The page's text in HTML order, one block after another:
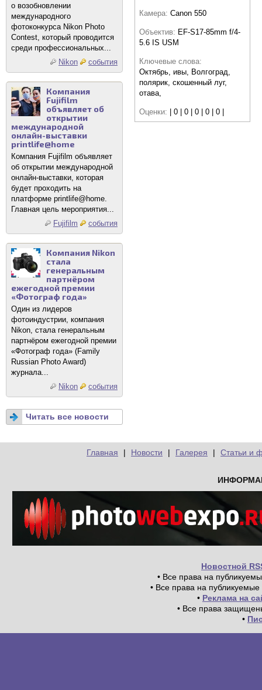
о возобновлении
международного
фотоконкурса Nikon Photo
Contest, который проводится
среди профессиональных...
Nikon
события
Компания
Fujifilm
объявляет об
открытии
международной
онлайн-выставки
printlife@home
Компания Fujifilm объявляет
об открытии международной
онлайн-выставки, которая
будет проходить на
платформе printlife@home.
Главная цель мероприятия...
Fujifilm
события
Компания Nikon
стала
генеральным
партнёром
ежегодной премии
«Фотограф года»
Один из лидеров
фотоиндустрии, компания
Nikon, стала генеральным
партнёром ежегодной премии
«Фотограф года» (Family
Russian Photo Award)
журнала...
Nikon
события
Читать все новости
Камера: Canon 550
Объектив: EF-S17-85mm f/4-
5.6 IS USM
Ключевые слова:
Октябрь, ивы, Волгоград,
полярик, скошенный луг,
отава,
Оценки: | 0 | 0 | 0 | 0 | 0 |
Главная | Новости | Галерея | Статьи и
Новостной
• Все права на
• Все права на
• Реклама на
• Все права
•